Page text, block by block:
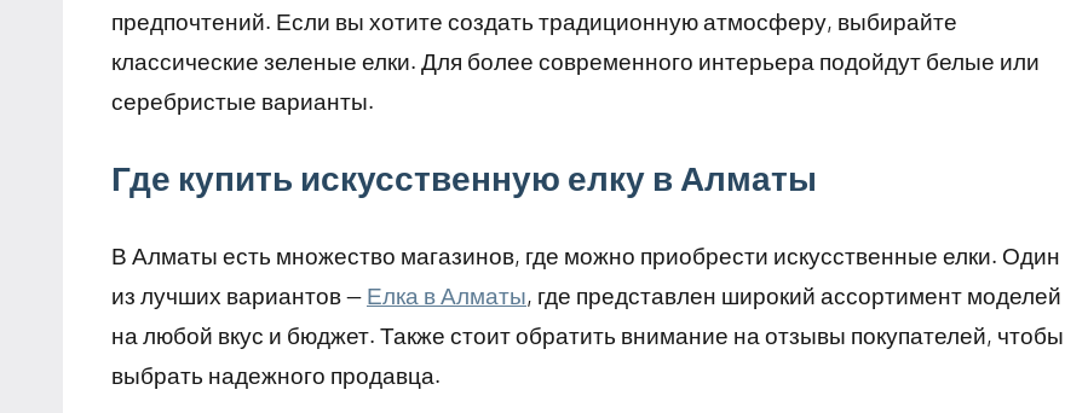
предпочтений. Если вы хотите создать традиционную атмосферу, выбирайте
классические зеленые елки. Для более современного интерьера подойдут белые или
серебристые варианты.
Где купить искусственную елку в Алматы
В Алматы есть множество магазинов, где можно приобрести искусственные елки. Один
из лучших вариантов — Елка в Алматы, где представлен широкий ассортимент моделей
на любой вкус и бюджет. Также стоит обратить внимание на отзывы покупателей, чтобы
выбрать надежного продавца.